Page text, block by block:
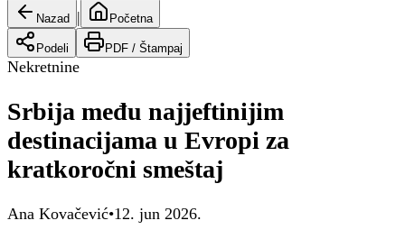
Nazad | Početna
Podeli PDF / Štampaj
Nekretnine
Srbija među najjeftinijim
destinacijama u Evropi za
kratkoročni smeštaj
Ana Kovačević•12. jun 2026.